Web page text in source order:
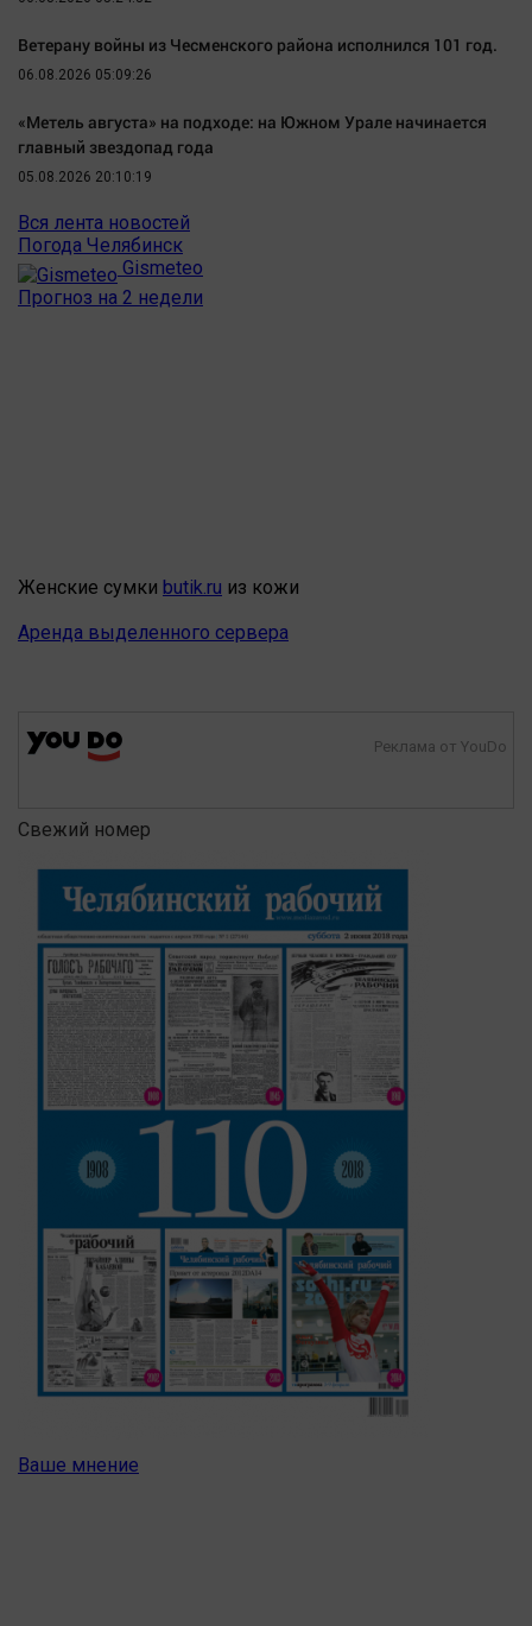
Обсуждаем
Персона
Последняя инстанция
Светская жизнь
Тенденции
Точка на карте
Ветерану войны из Чесменского района исполнился 101 год.
06.08.2026 05:09:26
«Метель августа» на подходе: на Южном Урале начинается
главный звездопад года
05.08.2026 20:10:19
Вся лента новостей
Погода Челябинск
Gismeteo
Прогноз на 2 недели
Женские сумки butik.ru из кожи
Аренда выделенного сервера
Реклама от YouDo
Свежий номер
Ваше мнение